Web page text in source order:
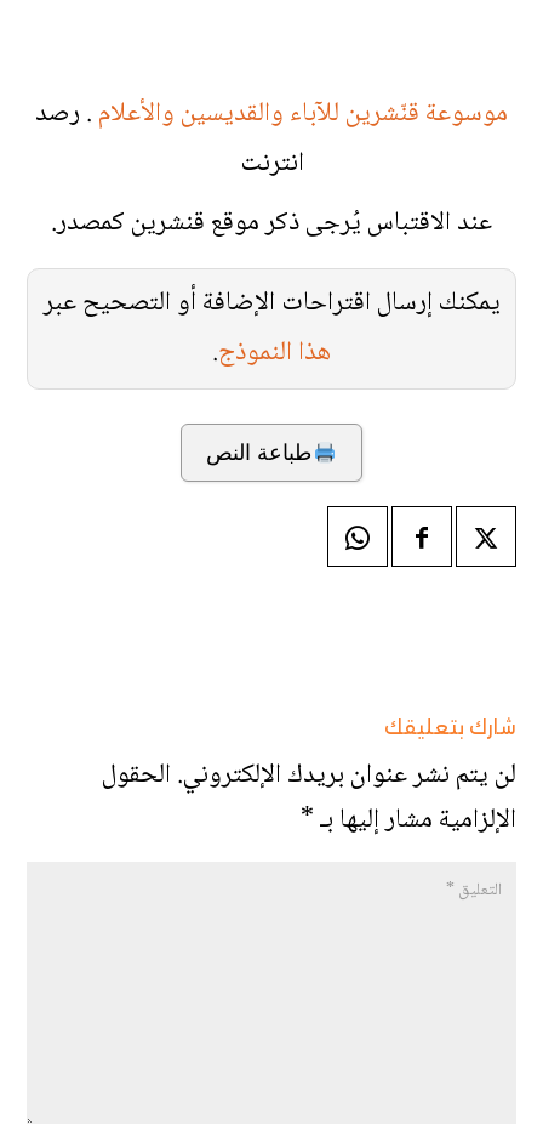
موسوعة قنّشرين للآباء والقديسين والأعلام. رصد
انترنت
عند الاقتباس يُرجى ذكر موقع قنشرين كمصدر.
يمكنك إرسال اقتراحات الإضافة أو التصحيح عبر
هذا النموذج.
طباعة النص
شارك بتعليقك
لن يتم نشر عنوان بريدك الإلكتروني.الحقول
الإلزامية مشار إليها بـ*